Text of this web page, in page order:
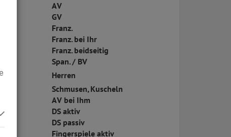
AV
GV
Franz.
Franz. bei Ihr
Franz. beidseitig
Span. / BV
Herren
Schmusen, Kuscheln
AV bei Ihm
DS aktiv
DS passiv
Fingerspiele aktiv